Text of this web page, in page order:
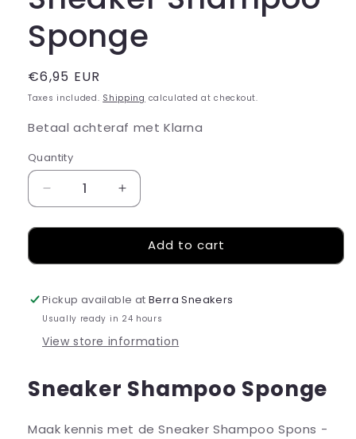
Sponge
Regular
price
€6,95 EUR
Taxes included. Shipping calculated at checkout.
Betaal achteraf met Klarna
Quantity
Decrease
quantity
for
Shampoo
Increase
quantity
for
Sneaker
Shampoo
Add to cart
Pickup available atBerra Sneakers
Usually ready in 24 hours
View store information
Sneaker Shampoo Sponge
Maak kennis met de Sneaker Shampoo Spons -